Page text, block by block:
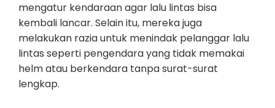
mengatur kendaraan agar lalu lintas bisa
kembali lancar. Selain itu, mereka juga
melakukan razia untuk menindak pelanggar lalu
lintas seperti pengendara yang tidak memakai
helm atau berkendara tanpa surat-surat
lengkap.